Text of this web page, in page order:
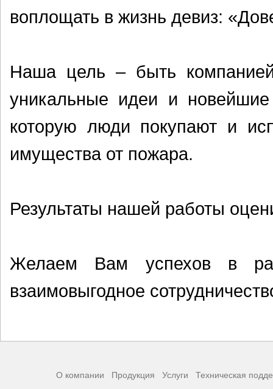
воплощать в жизнь девиз:
Наша цель – быть
уникальные идеи и новейшие
которую люди покупают и
имущества от пожара.
Результаты нашей работы
Желаем Вам успехов в
взаимовыгодное
О компании Продукция Услуги Техническая